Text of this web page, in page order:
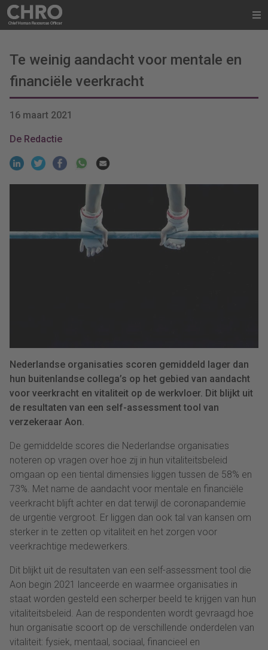
Te weinig aandacht voor mentale en
financiële veerkracht
16 maart 2021
De Redactie
Nederlandse organisaties scoren gemiddeld lager dan
hun buitenlandse collega’s op het gebied van aandacht
voor veerkracht en vitaliteit op de werkvloer. Dit blijkt uit
de resultaten van een self-assessment tool van
verzekeraar Aon.
De gemiddelde scores die Nederlandse organisaties
noteren op vragen over hoe zij in hun vitaliteitsbeleid
omgaan op een tiental dimensies liggen tussen de 58% en
73%. Met name de aandacht voor mentale en financiële
veerkracht blijft achter en dat terwijl de coronapandemie
de urgentie vergroot. Er liggen dan ook tal van kansen om
sterker in te zetten op vitaliteit en het zorgen voor
veerkrachtige medewerkers.
Dit blijkt uit de resultaten van een self-assessment tool die
Aon begin 2021 lanceerde en waarmee organisaties in
staat worden gesteld een scherper beeld te krijgen van hun
vitaliteitsbeleid. Aan de respondenten wordt gevraagd hoe
hun organisatie scoort op de verschillende onderdelen van
vitaliteit: fysiek, mentaal, sociaal, financieel en